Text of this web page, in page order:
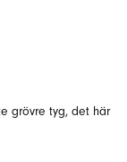
grövre tyg, det här